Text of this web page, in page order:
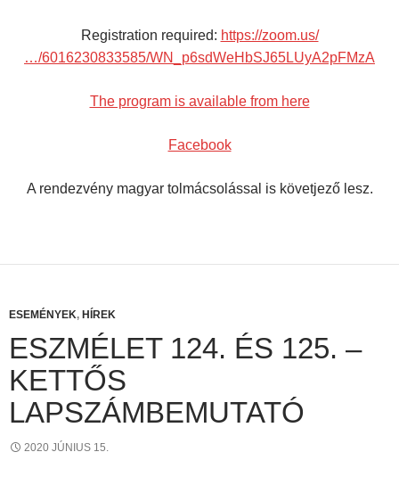
Registration required: https://zoom.us/
…/6016230833585/WN_p6sdWeHbSJ65LUyA2pFMzA
The program is available from here
Facebook
A rendezvény magyar tolmácsolással is követjező lesz.
ESEMÉNYEK, HÍREK
ESZMÉLET 124. ÉS 125. –
KETTŐS
LAPSZÁMBEMUTATÓ
2020 JÚNIUS 15.